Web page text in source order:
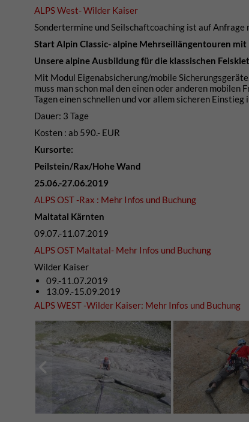
ALPS West- Wilder Kaiser
Sondertermine und Seilschaftcoaching ist auf Anfrage
Start Alpin Classic- alpine Mehrseillängentouren mit
Unsere alpine Ausbildung für die klassischen
Mit Modul Eigenabsicherung/mobile
muss man schon mal den einen oder anderen
Tagen einen schnellen und vor allem sicheren
Dauer: 3 Tage
Kosten : ab 590.- EUR
Kursorte:
Peilstein/Rax/Hohe Wand
25.06.-27.06.2019
ALPS OST -Rax : Mehr Infos und Buchung
Maltatal Kärnten
09.07.-11.07.2019
ALPS OST Maltatal- Mehr Infos und Buchung
Wilder Kaiser
09.-11.07.2019
13.09.-15.09.2019
ALPS WEST -Wilder Kaiser: Mehr Infos und Buchung